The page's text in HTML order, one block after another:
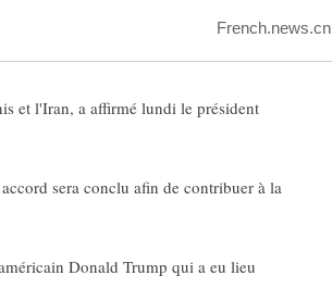
French.news.cn
et l'Iran, a affirmé lundi le président
sera conclu afin de contribuer à la
Donald Trump qui a eu lieu